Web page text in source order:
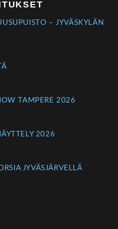
– JYVÄSKYLÄN
TAMPERE 2026
2026
JYVÄSJÄRVELLÄ